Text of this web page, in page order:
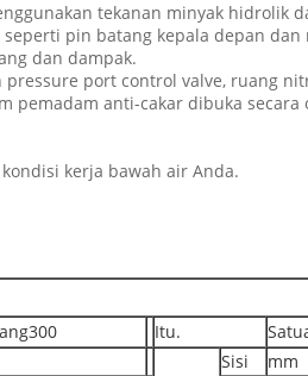
tekanan minyak hidrolik
pin batang kepala depan
dan dampak.
port control valve, ruang
pemadam anti-cakar dibuka
kerja bawah air Anda.
Itu.
Sisi mm